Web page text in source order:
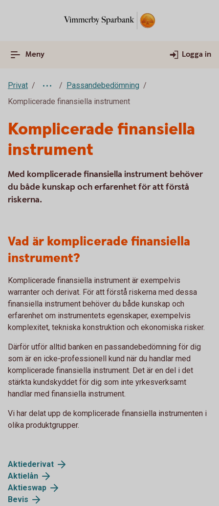
Meny Logga in
Privat
Passandebedömning
Komplicerade finansiella instrument
Komplicerade finansiella
instrument
Med komplicerade finansiella instrument behöver
du både kunskap och erfarenhet för att förstå
riskerna.
Vad är komplicerade finansiella
instrument?
Komplicerade finansiella instrument är exempelvis
warranter och derivat. För att förstå riskerna med dessa
finansiella instrument behöver du både kunskap och
erfarenhet om instrumentets egenskaper, exempelvis
komplexitet, tekniska konstruktion och ekonomiska risker.
Därför utför alltid banken en passandebedömning för dig
som är en icke-professionell kund när du handlar med
komplicerade finansiella instrument. Det är en del i det
stärkta kundskyddet för dig som inte yrkesverksamt
handlar med finansiella instrument.
Vi har delat upp de komplicerade finansiella instrumenten i
olika produktgrupper.
Aktiederivat
Aktielån
Aktieswap
Bevis